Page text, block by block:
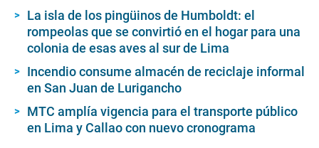
La isla de los pingüinos de Humboldt: el
rompeolas que se convirtió en el hogar para una
colonia de esas aves al sur de Lima
Incendio consume almacén de reciclaje informal
en San Juan de Lurigancho
MTC amplía vigencia para el transporte público
en Lima y Callao con nuevo cronograma